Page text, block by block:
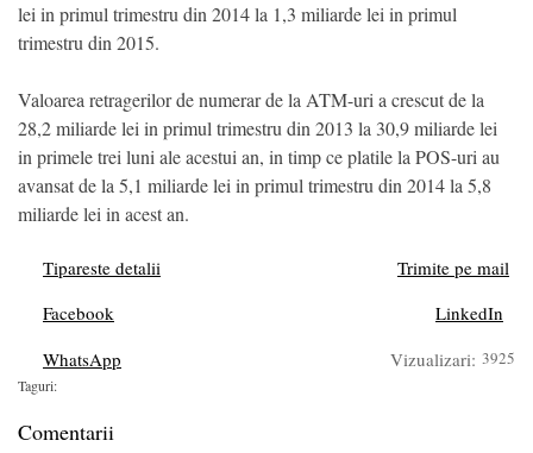
lei in primul trimestru din 2014 la 1,3 miliarde lei in primul
trimestru din 2015.
Valoarea retragerilor de numerar de la ATM-uri a crescut de la
28,2 miliarde lei in primul trimestru din 2013 la 30,9 miliarde lei
in primele trei luni ale acestui an, in timp ce platile la POS-uri au
avansat de la 5,1 miliarde lei in primul trimestru din 2014 la 5,8
miliarde lei in acest an.
Tipareste detalii
Trimite pe mail
Facebook
LinkedIn
WhatsApp
Vizualizari: 3925
Taguri:
Comentarii